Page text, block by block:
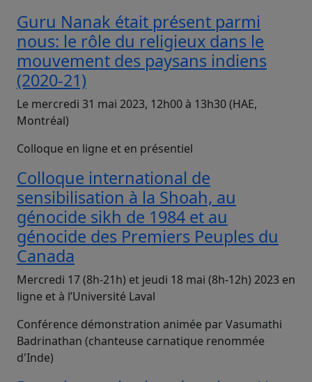
Guru Nanak était présent parmi
nous: le rôle du religieux dans le
mouvement des paysans indiens
(2020-21)
Le mercredi 31 mai 2023, 12h00 à 13h30 (HAE,
Montréal)
Colloque en ligne et en présentiel
Colloque international de
sensibilisation à la Shoah, au
génocide sikh de 1984 et au
génocide des Premiers Peuples du
Canada
Mercredi 17 (8h-21h) et jeudi 18 mai (8h-12h) 2023 en
ligne et à l’Université Laval
Conférence démonstration animée par Vasumathi
Badrinathan (chanteuse carnatique renommée
d'Inde)